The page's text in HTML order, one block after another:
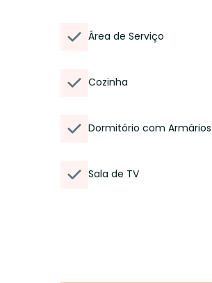
Área de Serviço
Cozinha
Dormitório com Armários
Sala de TV